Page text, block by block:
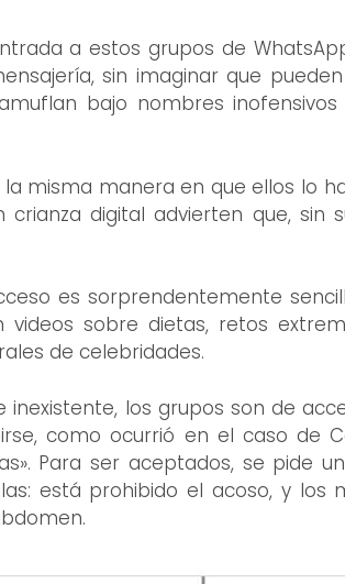
a estos grupos de
sin imaginar que
bajo nombres
misma manera en que ellos lo
digital advierten que, sin
es sorprendentemente
sobre dietas, retos
de celebridades.
los grupos son de
como ocurrió en el caso de
Para ser aceptados, se pide
está prohibido el acoso, y los